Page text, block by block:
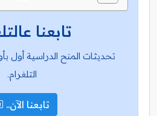
تابعنا
تحديثات المنح الدراسية أول
التلغرام.
تابعنا الآن..